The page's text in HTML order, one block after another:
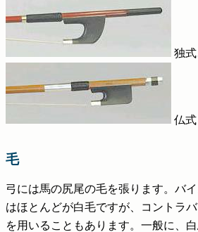
独式
仏式
毛
弓には馬の尻尾の毛を張ります。バ
はほとんどが白毛ですが、コントラ
を用いることもあります。一般に、